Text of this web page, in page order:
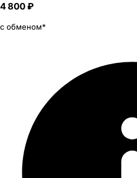
4 800 ₽
с обменом*